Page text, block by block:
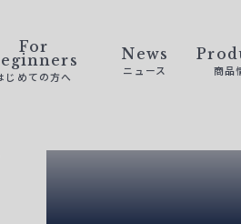
For
じめての方へ
News
ニュース 商品
Card